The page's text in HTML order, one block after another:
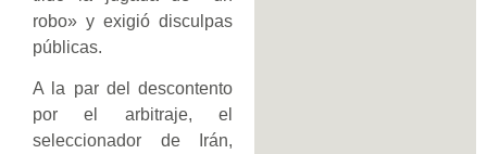
robo» y exigió disculpas
públicas.
A la par del descontento
por el arbitraje, el
seleccionador de Irán,